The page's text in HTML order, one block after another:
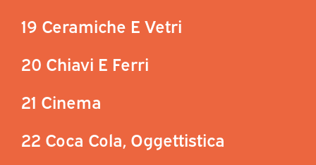
19 Ceramiche E Vetri
20 Chiavi E Ferri
21 Cinema
22 Coca Cola, Oggettistica